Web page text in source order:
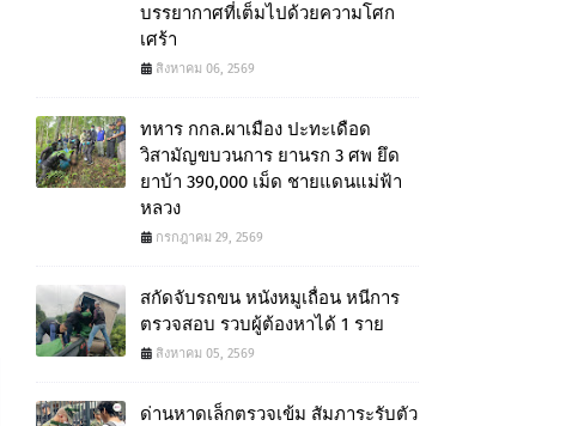
บรรยากาศที่เต็มไปด้วยความโศก
เศร้า
สิงหาคม 06, 2569
ทหาร กกล.ผาเมือง ปะทะเดือด
วิสามัญขบวนการ ยานรก 3 ศพ ยึด
ยาบ้า 390,000 เม็ด ชายแดนแม่ฟ้า
หลวง
กรกฎาคม 29, 2569
สกัดจับรถขน หนังหมูเถื่อน หนีการ
ตรวจสอบ รวบผู้ต้องหาได้ 1 ราย
สิงหาคม 05, 2569
ด่านหาดเล็กตรวจเข้ม สัมภาระรับตัว